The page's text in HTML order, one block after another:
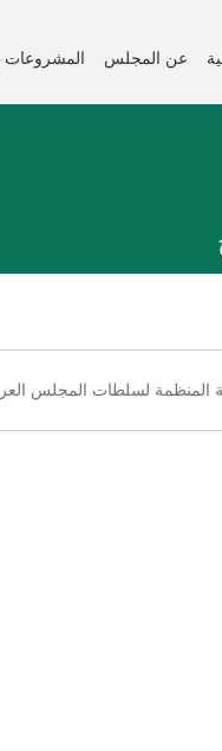
عن المجلس المشروعات
المنظمة لسلطات المجلس